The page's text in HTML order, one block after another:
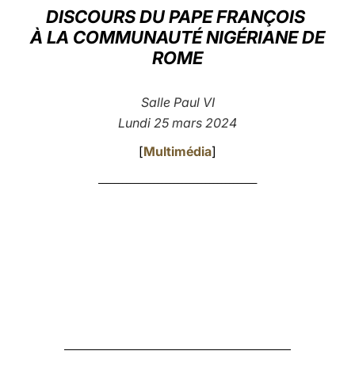
LATINE
DISCOURS DU PAPE FRANÇOIS
À LA COMMUNAUTÉ NIGÉRIANE DE
ROME
Salle Paul VI
Lundi 25 mars 2024
[Multimédia]